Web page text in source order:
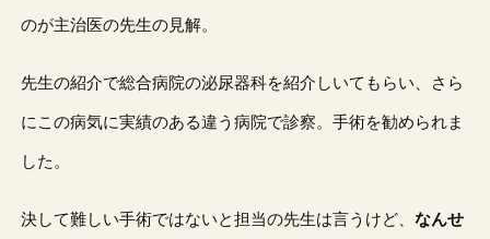
のが主治医の先生の見解。
先生の紹介で総合病院の泌尿器科を紹介しいてもらい、さら
にこの病気に実績のある違う病院で診察。手術を勧められま
した。
決して難しい手術ではないと担当の先生は言うけど、なんせ